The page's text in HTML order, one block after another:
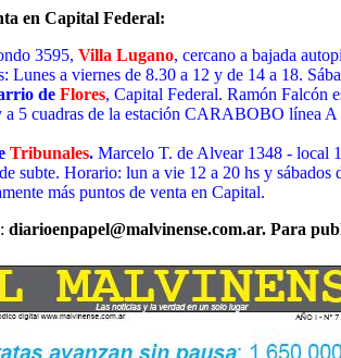
en Capital Federal:
3595, Villa Lugano, cercano a bajada
Lunes a viernes de 8.30 a 12 y de 14 a 18.
de Flores, Capital Federal. Ramón Falcón
a 5 cuadras de la estación CARABOBO línea
Tribunales. Marcelo T. de Alvear 1348 - local
subte. Horario: lun a vie 12 a 20 hs y
más puntos de venta en Capital.
diarioenpapel@malvinense.com.ar. Para